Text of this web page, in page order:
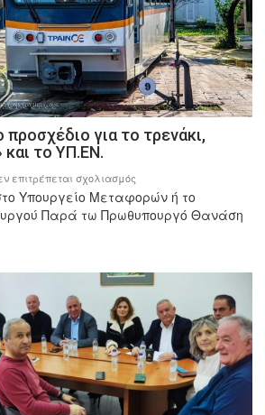
στις
Νερατζιές
προσχέδιο για το τρενάκι,
και το ΥΠ.ΕΝ.
επιτρέπεται σχολιασμός
Αίγιο:
Στο
προσχέδιο
το
τρενάκι,
«άναψε
πράσινο»
και
Υπουργείο Μεταφορών ή το
Παρά τω Πρωθυπουργό Θανάση